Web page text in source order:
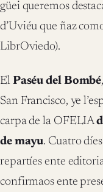
güei queremos
d’Uviéu que ñaz
LibrOviedo).
El Paséu del Bombé
San Francisco, ye
carpa de la OFELIA
de mayu. Cuatro
repartíes ente
confirmaos ente